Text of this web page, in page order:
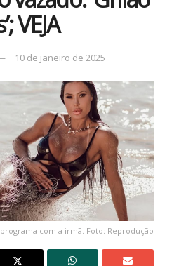
VEJA
10 de janeiro de 2025
com a irmã. Foto: Reprodução